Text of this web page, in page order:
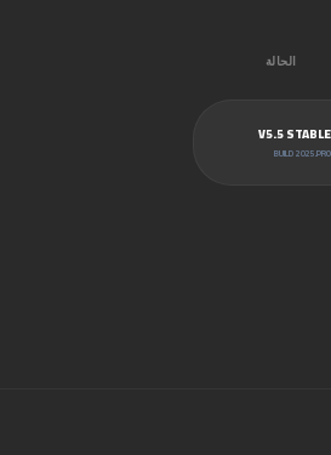
الحالة
V5.5 STABLE
BUILD 2025.PRO